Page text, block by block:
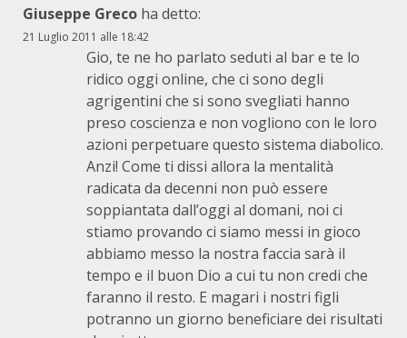
Giuseppe Greco ha detto:
21 Luglio 2011 alle 18:42
Gio, te ne ho parlato seduti al bar e te lo
ridico oggi online, che ci sono degli
agrigentini che si sono svegliati hanno
preso coscienza e non vogliono con le loro
azioni perpetuare questo sistema diabolico.
Anzi! Come ti dissi allora la mentalità
radicata da decenni non può essere
soppiantata dall’oggi al domani, noi ci
stiamo provando ci siamo messi in gioco
abbiamo messo la nostra faccia sarà il
tempo e il buon Dio a cui tu non credi che
faranno il resto. E magari i nostri figli
potranno un giorno beneficiare dei risultati